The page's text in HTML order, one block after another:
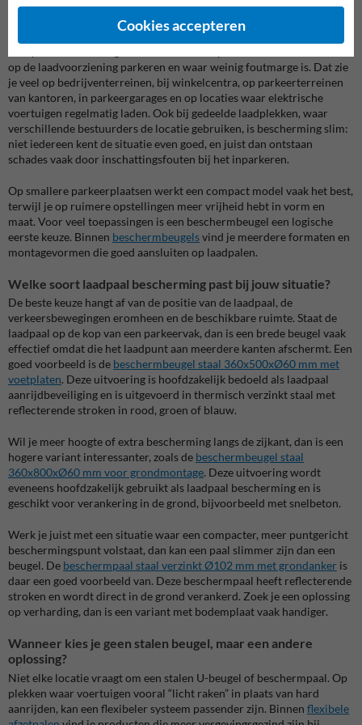
Waar gebruik je laadpaal bescherming het meest?
op de laadvoorziening parkeren en waar weinig foutmarge is. Dat zie
je veel op bedrijventerreinen, bij winkelcentra, op parkeerterreinen
van kantoren, in parkeergarages en op locaties waar elektrische
voertuigen regelmatig laden. Ook bij gedeelde laadplekken, waar
verschillende bestuurders de locatie gebruiken, is bescherming slim:
niet iedereen kent de situatie even goed, en juist dan ontstaan
schades vaak door inschattingsfouten bij het inparkeren.
Op smallere parkeerplaatsen werkt een compact model vaak het best,
terwijl je op ruimere opstellingen meer vrijheid hebt in vorm en
maat. Voor veel toepassingen is een beschermbeugel een logische
eerste keuze. Binnen beschermbeugelsvind je meerdere formaten en
montagevormen die goed aansluiten op laadpalen.
Welke soort laadpaal bescherming past bij jouw situatie?
De beste keuze hangt af van de positie van de laadpaal, de
verkeersbewegingen eromheen en de beschikbare ruimte. Staat de
laadpaal op de kop van een parkeervak, dan is een brede beugel vaak
effectief omdat die het laadpunt aan meerdere kanten afschermt. Een
goed voorbeeld is de beschermbeugel staal 360x500xØ60 mm met
voetplaten. Deze uitvoering is hoofdzakelijk bedoeld als laadpaal
aanrijdbeveiliging en is uitgevoerd in thermisch verzinkt staal met
reflecterende stroken in rood, groen of blauw.
Wil je meer hoogte of extra bescherming langs de zijkant, dan is een
hogere variant interessanter, zoals de beschermbeugel staal
360x800xØ60 mm voor grondmontage. Deze uitvoering wordt
eveneens hoofdzakelijk gebruikt als laadpaal bescherming en is
geschikt voor verankering in de grond, bijvoorbeeld met snelbeton.
Werk je juist met een situatie waar een compacter, meer puntgericht
beschermingspunt volstaat, dan kan een paal slimmer zijn dan een
beugel. De beschermpaal staal verzinkt Ø102 mm met grondanker is
daar een goed voorbeeld van. Deze beschermpaal heeft reflecterende
stroken en wordt direct in de grond verankerd. Zoek je een oplossing
op verharding, dan is een variant met bodemplaat vaak handiger.
Wanneer kies je geen stalen beugel, maar een andere
oplossing?
Niet elke locatie vraagt om een stalen U-beugel of beschermpaal. Op
plekken waar voertuigen vooral “licht raken” in plaats van hard
aanrijden, kan een flexibeler systeem passender zijn. Binnen flexibele
Cookies accepteren